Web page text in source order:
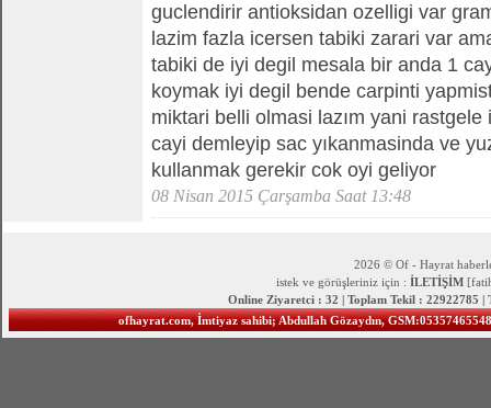
guclendirir antioksidan ozelligi var
lazim fazla icersen tabiki zarari var
tabiki de iyi degil mesala bir anda 1
koymak iyi degil bende carpinti
miktari belli olmasi lazım yani
cayi demleyip sac yıkanmasinda ve
kullanmak gerekir cok oyi geliyor
08 Nisan 2015 Çarşamba Saat 13:48
2026 © Of - Hayrat
istek ve görüşleriniz için : İLETİŞİM
Online Ziyaretci : 32 | Toplam Tekil : 22922785 |
ofhayrat.com, İmtiyaz sahibi; Abdullah Gözaydın,